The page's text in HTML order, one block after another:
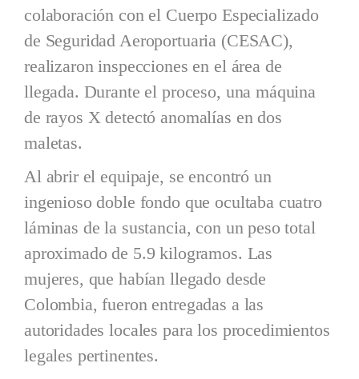
colaboración con el Cuerpo Especializado
de Seguridad Aeroportuaria (CESAC),
realizaron inspecciones en el área de
llegada. Durante el proceso, una máquina
de rayos X detectó anomalías en dos
maletas.
Al abrir el equipaje, se encontró un
ingenioso doble fondo que ocultaba cuatro
láminas de la sustancia, con un peso total
aproximado de 5.9 kilogramos. Las
mujeres, que habían llegado desde
Colombia, fueron entregadas a las
autoridades locales para los procedimientos
legales pertinentes.